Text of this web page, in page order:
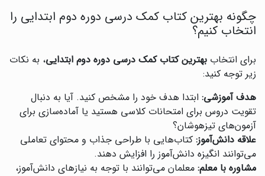
چگونه بهترین کتاب کمک درسی دوره دوم ابتدایی را
انتخاب کنیم؟
برای انتخاب بهترین کتاب کمک درسی دوره دوم ابتدایی، به نکات
زیر توجه کنید:
هدف آموزشی: ابتدا هدف خود را مشخص کنید. آیا به دنبال
تقویت دروس برای امتحانات کلاسی هستید یا آماده‌سازی برای
آزمون‌های تیزهوشان؟
علاقه دانش‌آموز: کتاب‌هایی با طراحی جذاب و محتوای تعاملی
می‌توانند انگیزه دانش‌آموز را افزایش دهند.
مشاوره با معلم: معلمان می‌توانند با توجه به نیازهای دانش‌آموز،